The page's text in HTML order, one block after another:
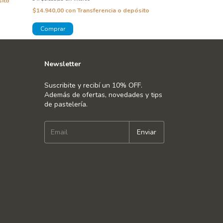
$14.940,00 conTransferencia o depósito
Newsletter
Suscribite y recibí un 10% OFF.
Además de ofertas, novedades y tips
de pastelería.